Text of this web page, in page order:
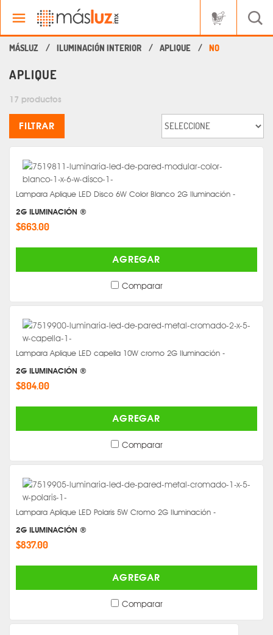
ILUMINACIÓN INTERIOR APLIQUE NO
APLIQUE
17 productos
FILTRAR
Lampara Aplique LED Disco 6W Color Blanco 2G Iluminación -
2G ILUMINACIÓN ®
$663.00
AGREGAR
Comparar
Lampara Aplique LED capella 10W cromo 2G Iluminación -
2G ILUMINACIÓN ®
$804.00
AGREGAR
Comparar
Lampara Aplique LED Polaris 5W Cromo 2G Iluminación -
2G ILUMINACIÓN ®
$837.00
AGREGAR
Comparar